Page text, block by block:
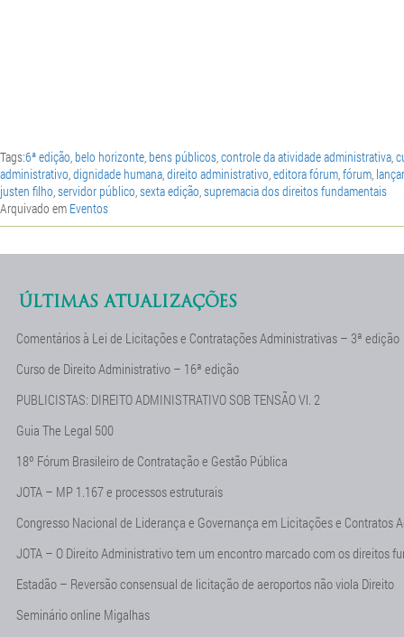
Tags:6ª edição, belo horizonte, bens públicos,controle da atividade administrativa,
administrativo,dignidade humana,direito administrativo,editora fórum,fórum,
justen filho,servidor público,sexta edição,supremacia dos direitos fundamentais
Arquivado em Eventos
ÚLTIMAS ATUALIZAÇÕES
Comentários à Lei de Licitações e Contratações Administrativas – 3ª edição
Curso de Direito Administrativo – 16ª edição
PUBLICISTAS: DIREITO ADMINISTRATIVO SOB TENSÃO Vl. 2
Guia The Legal 500
18º Fórum Brasileiro de Contratação e Gestão Pública
JOTA – MP 1.167 e processos estruturais
Congresso Nacional de Liderança e Governança em Licitações e Contratos
JOTA – O Direito Administrativo tem um encontro marcado com os direitos
Estadão – Reversão consensual de licitação de aeroportos não viola Direito
Seminário online Migalhas